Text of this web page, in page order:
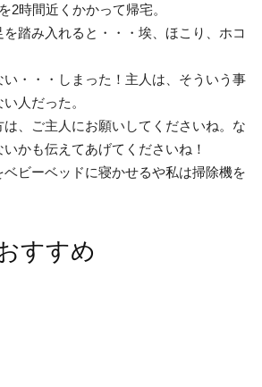
2時間近くかかって帰宅。
踏み入れると・・・埃、ほこり、ホコ
・・・しまった！主人は、そういう事
人だった。
、ご主人にお願いしてくださいね。な
かも伝えてあげてくださいね！
ビーベッドに寝かせるや私は掃除機を
すすめ